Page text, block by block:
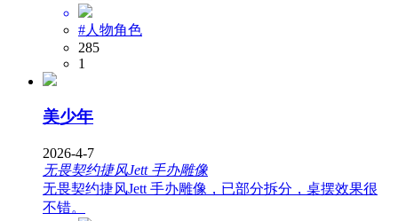
#人物角色
285
1
美少年
2026-4-7
无畏契约捷风Jett 手办雕像
无畏契约捷风Jett 手办雕像，已部分拆分，桌摆效果很
不错。